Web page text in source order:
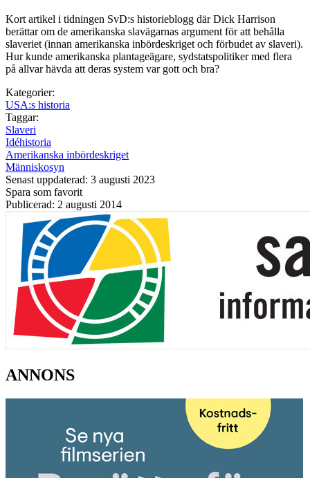
Kort artikel i tidningen SvD:s historieblogg där Dick Harrison
berättar om de amerikanska slavägarnas argument för att behålla
slaveriet (innan amerikanska inbördeskriget och förbudet av slaveri).
Hur kunde amerikanska plantageägare, sydstatspolitiker med flera
på allvar hävda att deras system var gott och bra?
Kategorier:
USA:s historia
Taggar:
Slaveri
Idéhistoria
Amerikanska inbördeskriget
Människosyn
Senast uppdaterad: 3 augusti 2023
Spara som favorit
Publicerad: 2 augusti 2014
ANNONS